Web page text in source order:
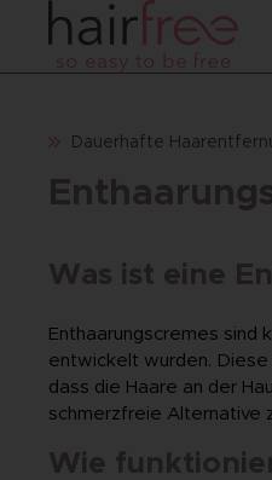
Dauerhafte
Was ist eine
Enthaarungscremes sind
entwickelt wurden.
dass die Haare an der
schmerzfreie Alternative
Wie